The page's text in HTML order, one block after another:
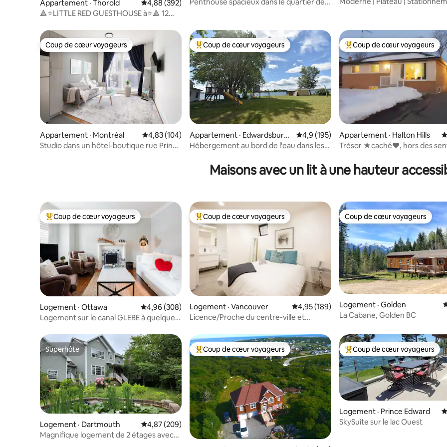
Appartement · Thorold Note moyenne de 4,88 sur 5, 392 commentaires
4,88 (392)
🔺⭐LITTLE RED GUESTHOUSE à⭐🔺 12
Coup de cœur voyageurs
Coup de cœur voyageurs
Appartement · Montréal Note moyenne de 4,83 sur 5, 104 commentaires
4,83 (104)
Studio dans un hôtel-boutique rue Prince
Coup de cœur voyageurs parmi les plus aimés
Coup de cœur voyageurs
Appartement · Edwardsburg
h/Cardinal
Note moyenne de 4,9 sur 5, 195
4,9 (195)
Hébergement au bord de l'eau dans les
Coup de cœur voyageurs
Coup de cœur voyageurs
Appartement · Halton Hills
Trésor ★caché❤️, hors des
Maisons avec un lit à une hauteur
Coup de cœur voyageurs parmi les plus aimés
Coup de cœur voyageurs
Logement · Ottawa Note moyenne de 4,96 sur 5, 308 commentaires
4,96 (308)
Logement sur le canal GLEBE à quelques
Coup de cœur voyageurs parmi les plus aimés
Coup de cœur voyageurs
Logement · Vancouver Note moyenne de 4,95 sur 5, 189
4,95 (189)
Licence/Proche du centre-ville et
Coup de cœur voyageurs
Coup de cœur voyageurs
Logement · Golden
La Cabane, Golden BC
Superhôte
Superhôte
Logement · Dartmouth Note moyenne de 4,87 sur 5, 209 commentaires
4,87 (209)
Magnifique logement de 2 étages avec
Coup de cœur voyageurs parmi les plus aimés
Coup de cœur voyageurs Coup de cœur voyageurs
Coup de cœur voyageurs
Logement · Prince Edward
SkySuite sur le lac Ouest